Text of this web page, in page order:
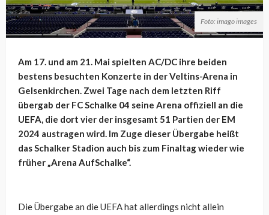
Foto: imago images
Am 17. und am 21. Mai spielten AC/DC ihre beiden
bestens besuchten Konzerte in der Veltins-Arena in
Gelsenkirchen. Zwei Tage nach dem letzten Riff
übergab der FC Schalke 04 seine Arena offiziell an die
UEFA, die dort vier der insgesamt 51 Partien der EM
2024 austragen wird. Im Zuge dieser Übergabe heißt
das Schalker Stadion auch bis zum Finaltag wieder wie
früher „Arena AufSchalke“.
Die Übergabe an die UEFA hat allerdings nicht allein